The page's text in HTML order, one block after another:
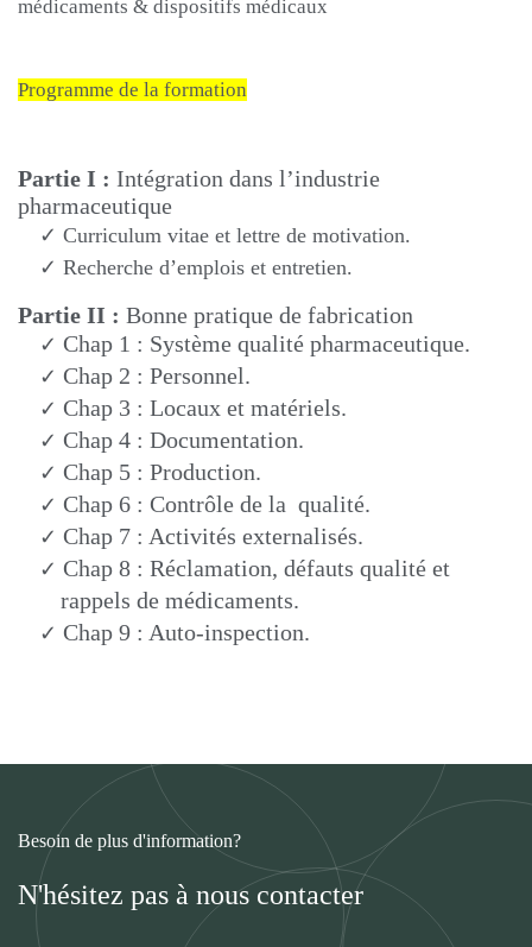
médicaments & dispositifs médicaux
Programme de la formation
Partie I : Intégration dans l’industrie
pharmaceutique
✓ Curriculum vitae et lettre de motivation.
✓ Recherche d’emplois et entretien.
Partie II : Bonne pratique de fabrication
✓ Chap 1 : Système qualité pharmaceutique.
✓ Chap 2 : Personnel.
✓ Chap 3 : Locaux et matériels.
✓ Chap 4 : Documentation.
✓ Chap 5 : Production.
✓ Chap 6 : Contrôle de la qualité.
✓ Chap 7 : Activités externalisés.
✓ Chap 8 : Réclamation, défauts qualité et
rappels de médicaments.
✓ Chap 9 : Auto-inspection.
Besoin de plus d'information?
N'hésitez pas à nous contacter